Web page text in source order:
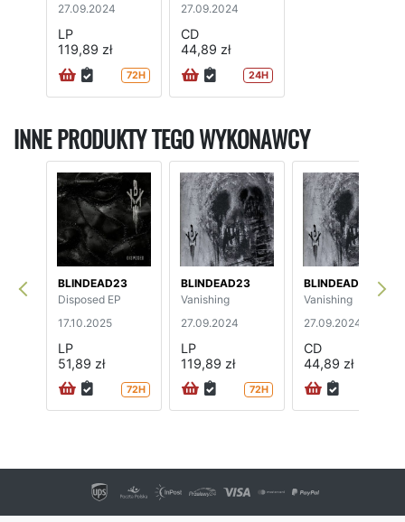
27.09.2024
LP
119,89 zł
72H
27.09.2024
CD
44,89 zł
24H
INNE PRODUKTY TEGO WYKONAWCY
BLINDEAD23
Disposed EP
17.10.2025
LP
51,89 zł
72H
BLINDEAD23
Vanishing
27.09.2024
LP
119,89 zł
72H
BLINDEAD23
Vanishing
27.09.2024
CD
44,89 zł